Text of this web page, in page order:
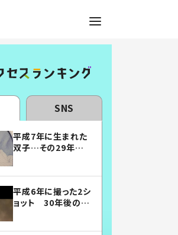
SNS
平成7年に生まれた
双子…その29年後
平成6年に撮った2シ
ョット 30年後の姿